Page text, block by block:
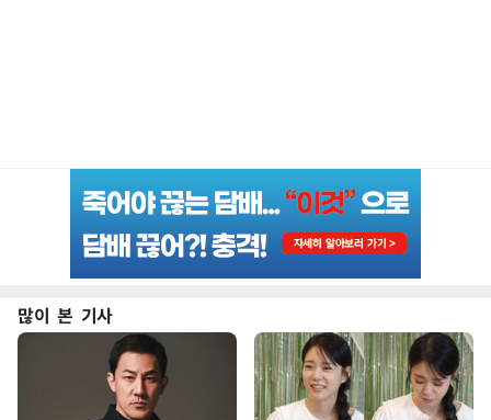
많이 본 기사